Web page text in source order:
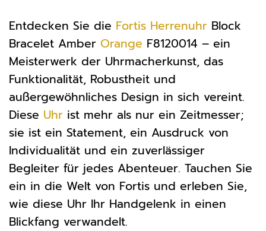
Entdecken Sie die Fortis Herrenuhr Block
Bracelet Amber Orange F8120014 – ein
Meisterwerk der Uhrmacherkunst, das
Funktionalität, Robustheit und
außergewöhnliches Design in sich vereint.
Diese Uhr ist mehr als nur ein Zeitmesser;
sie ist ein Statement, ein Ausdruck von
Individualität und ein zuverlässiger
Begleiter für jedes Abenteuer. Tauchen Sie
ein in die Welt von Fortis und erleben Sie,
wie diese Uhr Ihr Handgelenk in einen
Blickfang verwandelt.